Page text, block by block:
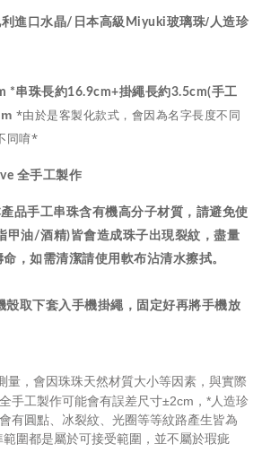
進口 水晶/ 日本高級Miyuki玻璃珠/ 人造珍
*串珠長約16.9cm+掛繩長約3.5cm(手工
*由於是客製化款式，會因為名字長度不同
同唷*
全手工製作
品手工串珠含有機高分子材質，請避免使
甲油/酒精)皆會造成珠子出現裂紋，盡量
，如需清潔請使用軟布沾清水擦拭。
殼取下套入手機掛繩，固定好再將手機放
量，會因珠珠天然材質大小等因素，與實際
手工製作可能會有誤差尺寸±2cm， *人造珍
有圓點、冰裂紋、光圈等等紋路產生皆為
圍都是屬於可接受範圍，並不屬於瑕疵